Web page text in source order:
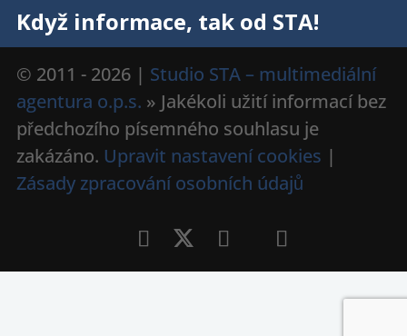
Když informace, tak od STA!
© 2011 - 2026 | Studio STA – multimediální
agentura o.p.s. » Jakékoli užití informací bez
předchozího písemného souhlasu je
zakázáno. Upravit nastavení cookies |
Zásady zpracování osobních údajů